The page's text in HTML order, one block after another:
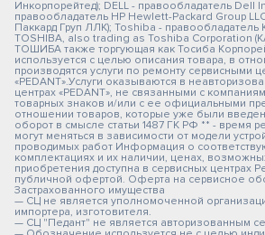
Инкорпорейтед); DELL - правообладатель Dell
правообладатель HP Hewlett-Packard Group
Паккард Груп ЛЛК); Toshiba - правообладатель
TOSHIBA, also trading as Toshiba
ТОШИБА также торгующая как Тосиба
используется с целью описания товара, в
производятся услуги по ремонту сервисными
«PEDANT».Услуги оказываются в
центрах «PEDANT», не связанными с
товарных знаков и/или с ее официальными
отношении товаров, которые уже были
оборот в смысле статьи 1487 ГК РФ ** - время
могут меняться в зависимости от модели
проводимых работ Информация о
комплектациях и их наличии, ценах,
приобретения доступна в сервисных центрах
публичной офертой. Оферта на сервисное
Застрахованного имущества
— СЦ не является уполномоченной
импортера, изготовителя.
— СЦ "Педант" не является авторизованным